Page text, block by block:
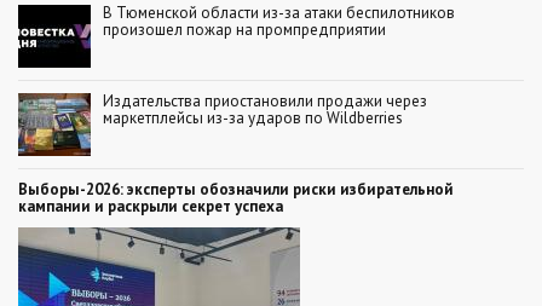
В Тюменской области из-за атаки беспилотников
произошел пожар на промпредприятии
Издательства приостановили продажи через
маркетплейсы из-за ударов по Wildberries
Выборы-2026: эксперты обозначили риски избирательной
кампании и раскрыли секрет успеха